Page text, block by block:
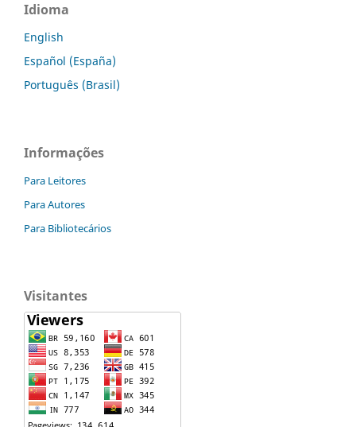
Idioma
English
Español (España)
Português (Brasil)
Informações
Para Leitores
Para Autores
Para Bibliotecários
Visitantes